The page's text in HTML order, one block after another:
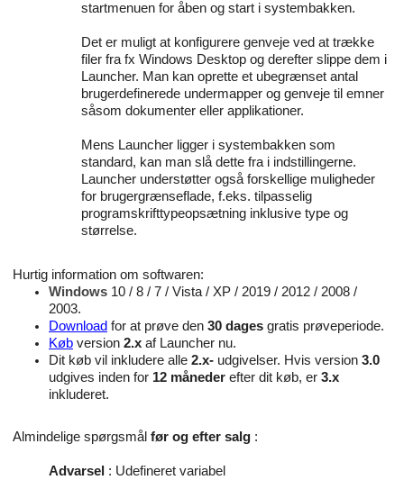
startmenuen for åben og start i systembakken.
Det er muligt at konfigurere genveje ved at trække
filer fra fx Windows Desktop og derefter slippe dem i
Launcher. Man kan oprette et ubegrænset antal
brugerdefinerede undermapper og genveje til emner
såsom dokumenter eller applikationer.
Mens Launcher ligger i systembakken som
standard, kan man slå dette fra i indstillingerne.
Launcher understøtter også forskellige muligheder
for brugergrænseflade, f.eks. tilpasselig
programskrifttypeopsætning inklusive type og
størrelse.
Hurtig information om softwaren:
Windows 10 / 8 / 7 / Vista / XP / 2019 / 2012 / 2008 /
2003.
Download for at prøve den 30 dages gratis prøveperiode.
Køb version 2.x af Launcher nu.
Dit køb vil inkludere alle 2.x- udgivelser. Hvis version 3.0
udgives inden for 12 måneder efter dit køb, er 3.x
inkluderet.
Almindelige spørgsmål før og efter salg :
Advarsel : Udefineret variabel